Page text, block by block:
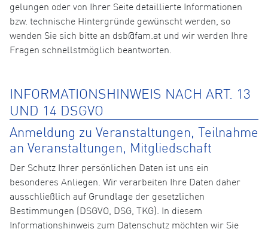
gelungen oder von Ihrer Seite detaillierte Informationen
bzw. technische Hintergründe gewünscht werden, so
wenden Sie sich bitte an dsb@fam.at und wir werden Ihre
Fragen schnellstmöglich beantworten.
INFORMATIONSHINWEIS NACH ART. 13
UND 14 DSGVO
Anmeldung zu Veranstaltungen, Teilnahme
an Veranstaltungen, Mitgliedschaft
Der Schutz Ihrer persönlichen Daten ist uns ein
besonderes Anliegen. Wir verarbeiten Ihre Daten daher
ausschließlich auf Grundlage der gesetzlichen
Bestimmungen (DSGVO, DSG, TKG). In diesem
Informationshinweis zum Datenschutz möchten wir Sie